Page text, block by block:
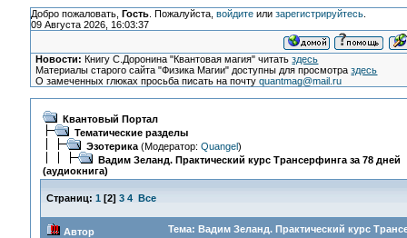
Добро пожаловать, Гость. Пожалуйста, войдитеили зарегистрируйтесь.
09 Августа 2026, 16:03:37
Новости: Книгу С.Доронина "Квантовая магия" читатьздесь
Материалы старого сайта "Физика Магии" доступны для просмотраздесь
О замеченных глюках просьба писать на почтуquantmag@mail.ru
Квантовый Портал
Тематические разделы
Эзотерика(Модератор: Quangel)
Вадим Зеланд. Практический курс Трансерфинга за 78 дней
(аудиокнига)
Страниц: 1 [2] 3 4 Все
Автор Тема: Вадим Зеланд. Практический курс